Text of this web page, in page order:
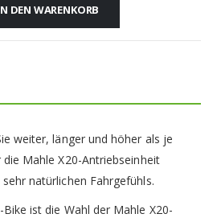
DEN WARENKORB
weiter, länger und höher als je
Mahle X20-Antriebseinheit
natürlichen Fahrgefühls.
ist die Wahl der Mahle X20-